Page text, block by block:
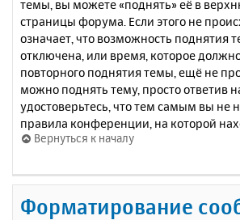
темы, вы можете «поднять» её в
страницы форума. Если этого не
означает, что возможность поднятия
отключена, или время, которое
повторного поднятия темы, ещё не
можно поднять тему, просто ответив
удостоверьтесь, что тем самым вы не
правила конференции, на которой
Вернуться к началу
Форматирование